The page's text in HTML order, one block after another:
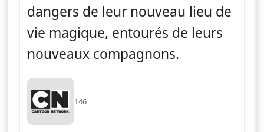
dangers de leur nouveau lieu de
vie magique, entourés de leurs
nouveaux compagnons.
146